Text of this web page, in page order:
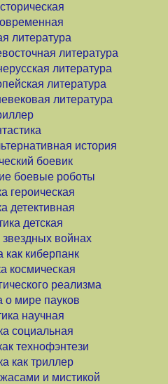
литература
литература
литература
литература
литература
история
боевик
боевые роботы
героическая
детективная
детская
звездных войнах
как киберпанк
космическая
реализма
о мире пауков
научная
социальная
технофэнтези
как триллер
и мистикой